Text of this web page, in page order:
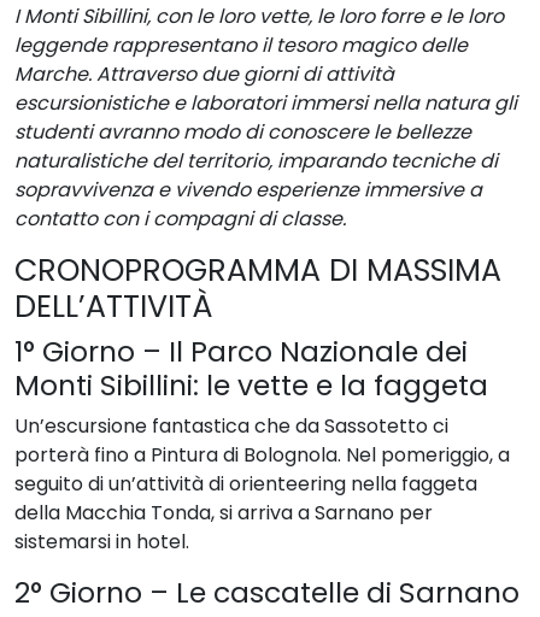
I Monti Sibillini, con le loro vette, le loro forre e le loro
leggende rappresentano il tesoro magico delle
Marche. Attraverso due giorni di attività
escursionistiche e laboratori immersi nella natura gli
studenti avranno modo di conoscere le bellezze
naturalistiche del territorio, imparando tecniche di
sopravvivenza e vivendo esperienze immersive a
contatto con i compagni di classe.
CRONOPROGRAMMA DI MASSIMA
DELL’ATTIVITÀ
1° Giorno – Il Parco Nazionale dei
Monti Sibillini: le vette e la faggeta
Un’escursione fantastica che da Sassotetto ci
porterà fino a Pintura di Bolognola. Nel pomeriggio, a
seguito di un’attività di orienteering nella faggeta
della Macchia Tonda, si arriva a Sarnano per
sistemarsi in hotel.
2° Giorno – Le cascatelle di Sarnano